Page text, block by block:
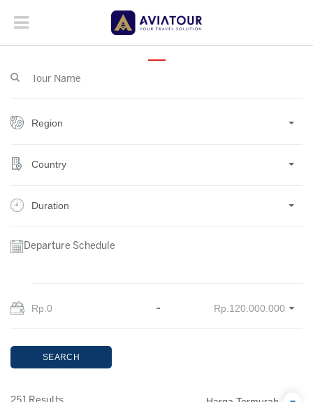
Region
Country
Duration
Departure Schedule
SEARCH